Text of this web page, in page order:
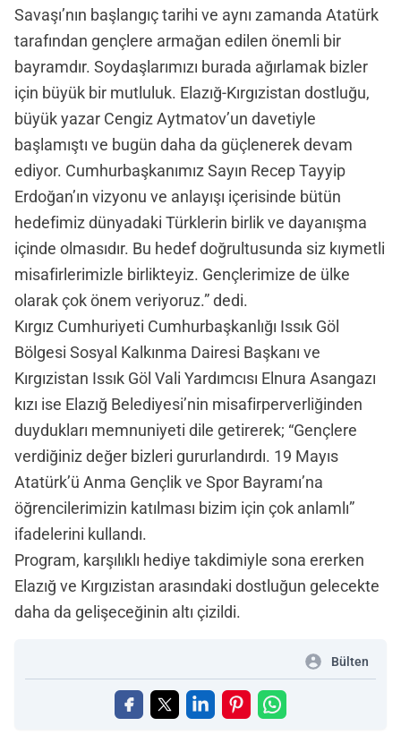
Savaşı’nın başlangıç tarihi ve aynı zamanda Atatürk
tarafından gençlere armağan edilen önemli bir
bayramdır. Soydaşlarımızı burada ağırlamak bizler
için büyük bir mutluluk. Elazığ-Kırgızistan dostluğu,
büyük yazar Cengiz Aytmatov’un davetiyle
başlamıştı ve bugün daha da güçlenerek devam
ediyor. Cumhurbaşkanımız Sayın Recep Tayyip
Erdoğan’ın vizyonu ve anlayışı içerisinde bütün
hedefimiz dünyadaki Türklerin birlik ve dayanışma
içinde olmasıdır. Bu hedef doğrultusunda siz kıymetli
misafirlerimizle birlikteyiz. Gençlerimize de ülke
olarak çok önem veriyoruz.” dedi.
Kırgız Cumhuriyeti Cumhurbaşkanlığı Issık Göl
Bölgesi Sosyal Kalkınma Dairesi Başkanı ve
Kırgızistan Issık Göl Vali Yardımcısı Elnura Asangazı
kızı ise Elazığ Belediyesi’nin misafirperverliğinden
duydukları memnuniyeti dile getirerek; “Gençlere
verdiğiniz değer bizleri gururlandırdı. 19 Mayıs
Atatürk’ü Anma Gençlik ve Spor Bayramı’na
öğrencilerimizin katılması bizim için çok anlamlı”
ifadelerini kullandı.
Program, karşılıklı hediye takdimiyle sona ererken
Elazığ ve Kırgızistan arasındaki dostluğun gelecekte
daha da gelişeceğinin altı çizildi.
Bülten